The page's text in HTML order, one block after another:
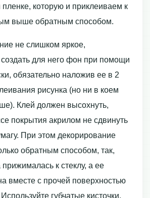
пленке, которую и приклеиваем к
выше обратным способом.
не слишком яркое,
создать для него фон при помощи
обязательно наложив ее в 2
рисунка (но ни в коем
Клей должен высохнуть,
покрытия акрилом не сдвинуть
При этом декорирование
обратным способом, так,
прижималась к стеклу, а ее
вместе с прочей поверхностью
губчатые кисточки,